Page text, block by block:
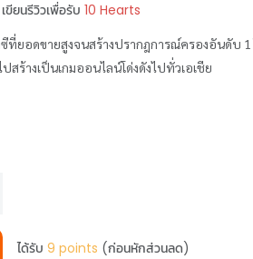
เขียนรีวิวเพื่อรับ 10 Hearts
ที่ยอดขายสูงจนสร้างปรากฎการณ์ครองอันดับ
ร้างเป็นเกมออนไลน์โด่งดังไปทั่วเอเชีย
ได้รับ 9 points (ก่อนหักส่วนลด)